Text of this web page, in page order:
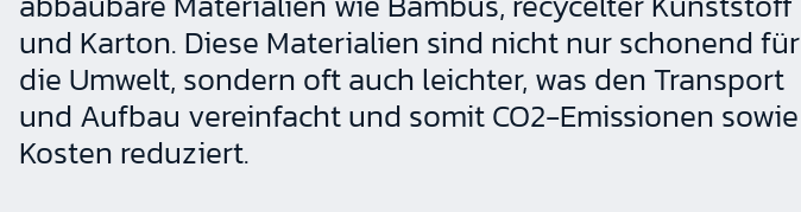
und Karton. Diese Materialien sind nicht nur schonend für
die Umwelt, sondern oft auch leichter, was den Transport
und Aufbau vereinfacht und somit CO2-Emissionen sowie
Kosten reduziert.